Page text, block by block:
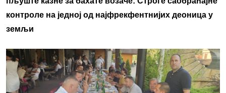
контроле на једној од најфрекфентнијих деоница у
земљи